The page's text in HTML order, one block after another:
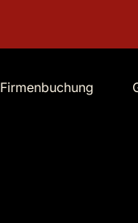
Buchen
Firmenbuchung